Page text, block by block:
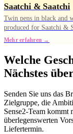
Saatchi & Saatchi
Twin pens in black and
produced for Saatchi &
Mehr erfahren →
Welche
Nächstes
Senden Sie uns das
Zielgruppe, die
Sense2-Team kommt
überlegenswerten
Liefertermin.